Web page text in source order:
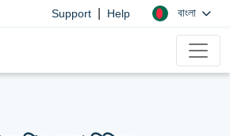
Support Help বাংলা